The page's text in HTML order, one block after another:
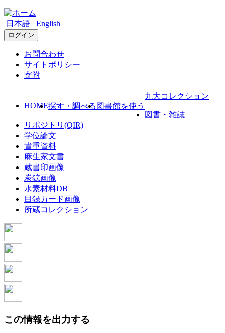
日本語 English
ログイン
お問合わせ
サイトポリシー
寄附
HOME探す・調べる 図書館を使う
九大コレクション
図書・雑誌
リポジトリ(QIR)
学位論文
貴重資料
麻生家文書
蔵書印画像
炭鉱画像
水素材料DB
目録カード画像
所蔵コレクション
この情報を出力する